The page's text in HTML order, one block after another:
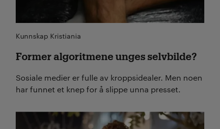
Kunnskap Kristiania
Former algoritmene unges selvbilde?
Sosiale medier er fulle av kroppsidealer. Men noen
har funnet et knep for å slippe unna presset.